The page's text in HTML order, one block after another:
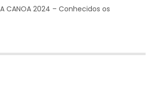
CANOA 2024 – Conhecidos os